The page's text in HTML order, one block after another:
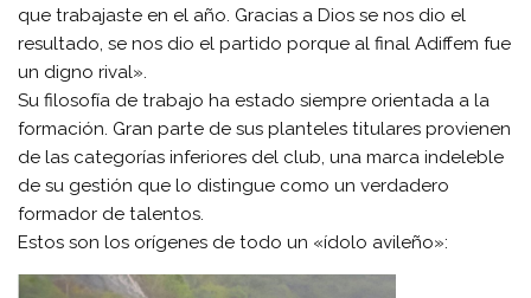
que trabajaste en el año. Gracias a Dios se nos dio el
resultado, se nos dio el partido porque al final Adiffem fue
un digno rival».
Su filosofía de trabajo ha estado siempre orientada a la
formación. Gran parte de sus planteles titulares provienen
de las categorías inferiores del club, una marca indeleble
de su gestión que lo distingue como un verdadero
formador de talentos.
Estos son los orígenes de todo un «ídolo avileño»: